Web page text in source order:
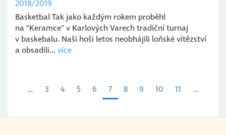
2018/2019
Basketbal Tak jako každým rokem proběhl
na "Keramce" v Karlových Varech tradiční turnaj
v baskebalu. Naši hoši letos neobhájili loňské vítězství
a obsadili… více
… Page
3 Page
4 Page
5 Page
6
Aktuální
stránka
7 Page
8 Page
9 Page
10 Page
11 …